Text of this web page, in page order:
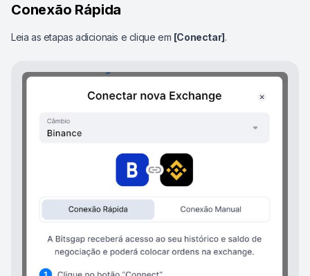
Conexão Rápida
Leia as etapas adicionais e clique em [Conectar].